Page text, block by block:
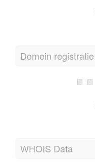
Domein registratie
WHOIS Data